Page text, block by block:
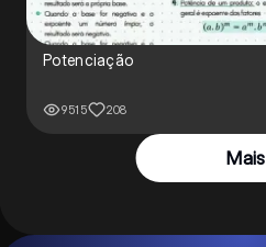
Potenciação
9515 208
Mais